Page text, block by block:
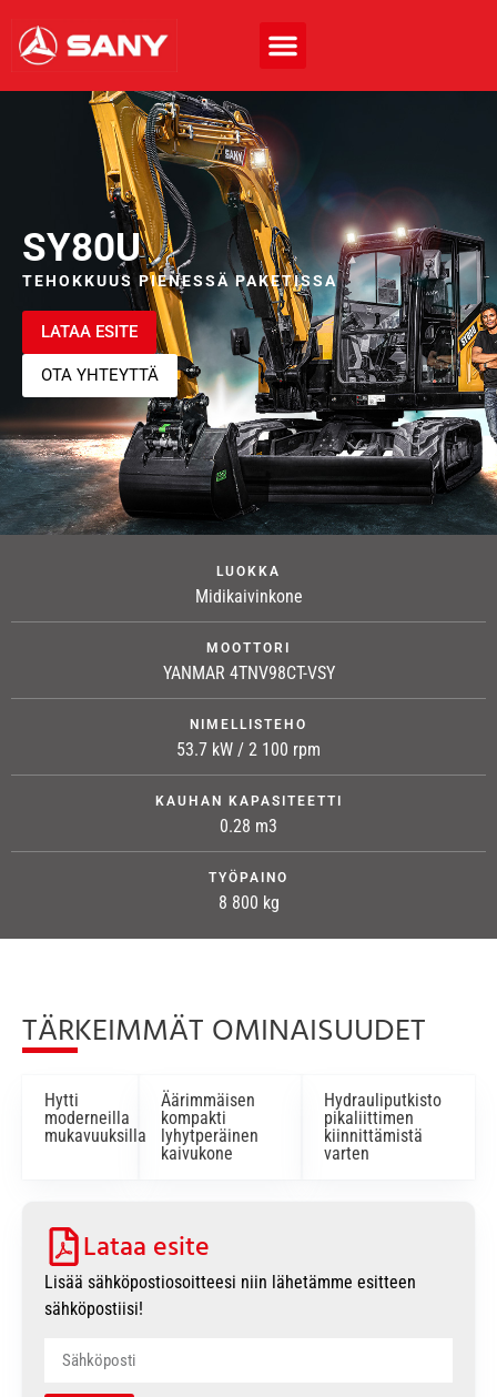
SY80U
TEHOKKUUS PIENESSÄ PAKETISSA
LATAA ESITE
OTA YHTEYTTÄ
LUOKKA
Midikaivinkone
MOOTTORI
YANMAR 4TNV98CT-VSY
NIMELLISTEHO
53.7 kW / 2 100 rpm
KAUHAN KAPASITEETTI
0.28 m3
TYÖPAINO
8 800 kg
TÄRKEIMMÄT OMINAISUUDET
Hytti
moderneilla
mukavuuksilla
Äärimmäisen
kompakti
lyhytperäinen
kaivukone
Hydrauliputkisto
pikaliittimen
kiinnittämistä
varten
Lataa esite
Lisää sähköpostiosoitteesi niin lähetämme esitteen
sähköpostiisi!